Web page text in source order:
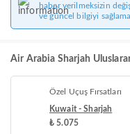
haber verilmeksizin
ve güncel bilgiyi
Air Arabia Sharjah
Özel Uçuş Fırsatları
Kuwait - Sharjah
₺ 5.075